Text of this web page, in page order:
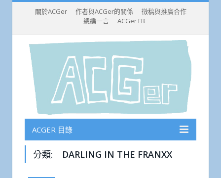
關於ACGer 作者與ACGer的關係
徵稿與推廣合作
總編一言
ACGer FB
ACGER 目錄
分類: DARLING IN THE FRANXX